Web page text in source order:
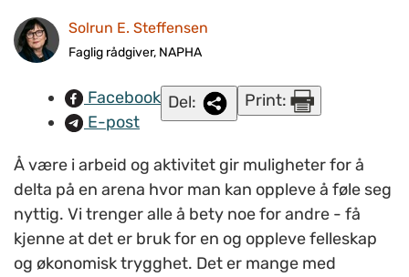
internasjonal forskning viser til hvor viktig det er at en
i kombinasjon med behandling opprettholder
Solrun E. Steffensen
Faglig rådgiver, NAPHA
Facebook
E-post
Del: Print:
Å være i arbeid og aktivitet gir muligheter for å
delta på en arena hvor man kan oppleve å føle seg
nyttig. Vi trenger alle å bety noe for andre - få
kjenne at det er bruk for en og oppleve felleskap
og økonomisk trygghet. Det er mange med